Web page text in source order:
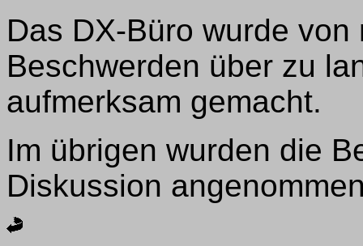
Das DX-Büro wurde
Beschwerden über zu
aufmerksam gemacht.
Im übrigen wurden die
Diskussion